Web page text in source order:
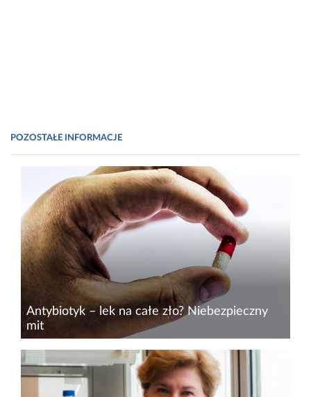
POZOSTAŁE INFORMACJE
Antybiotyk – lek na całe zło? Niebezpieczny
mit
Wielu osobom wciąż wydaje się, że antybiotyk
to „silniejszy lek na przeziębienie”. Tymczasem
większość infekcji, które pojawiają się jesienią i